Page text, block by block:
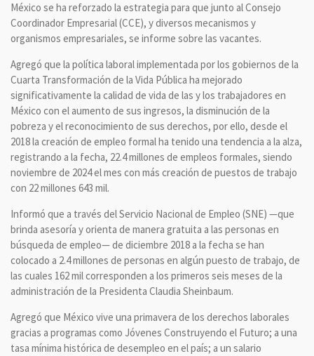
México se ha reforzado la estrategia para que junto al Consejo
Coordinador Empresarial (CCE), y diversos mecanismos y
organismos empresariales, se informe sobre las vacantes.
Agregó que la política laboral implementada por los gobiernos de la
Cuarta Transformación de la Vida Pública ha mejorado
significativamente la calidad de vida de las y los trabajadores en
México con el aumento de sus ingresos, la disminución de la
pobreza y el reconocimiento de sus derechos, por ello, desde el
2018 la creación de empleo formal ha tenido una tendencia a la alza,
registrando a la fecha, 22.4 millones de empleos formales, siendo
noviembre de 2024 el mes con más creación de puestos de trabajo
con 22 millones 643 mil.
Informó que a través del Servicio Nacional de Empleo (SNE) —que
brinda asesoría y orienta de manera gratuita a las personas en
búsqueda de empleo— de diciembre 2018 a la fecha se han
colocado a 2.4 millones de personas en algún puesto de trabajo, de
las cuales 162 mil corresponden a los primeros seis meses de la
administración de la Presidenta Claudia Sheinbaum.
Agregó que México vive una primavera de los derechos laborales
gracias a programas como Jóvenes Construyendo el Futuro; a una
tasa mínima histórica de desempleo en el país; a un salario